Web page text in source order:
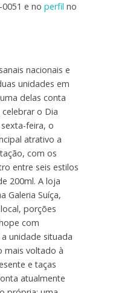
e no perfil no
nacionais e
unidades em
delas conta
o Dia
feira, o
atrativo a
com os
entre seis estilos
200ml. A loja
Galeria Suíça,
porções
com
unidade situada
mais voltado à
e taças
atualmente